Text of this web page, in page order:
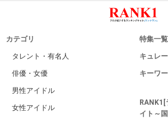
カテゴリ
タレント・有名人
俳優・女優
男性アイドル
女性アイドル
特集一覧
キュレ
キーワ
RANK1[
イト～